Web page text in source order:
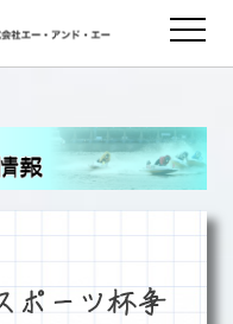
ポーツ杯争